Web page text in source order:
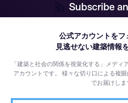
Subscribe
公式アカウントをフ
見逃せない建築情報
「建築と社会の関係を視覚化する」メデ
アカウントです。様々な切り口による複
でお届けしま